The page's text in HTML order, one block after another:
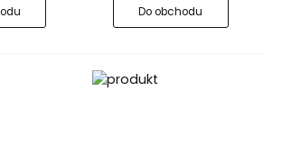
Do obchodu